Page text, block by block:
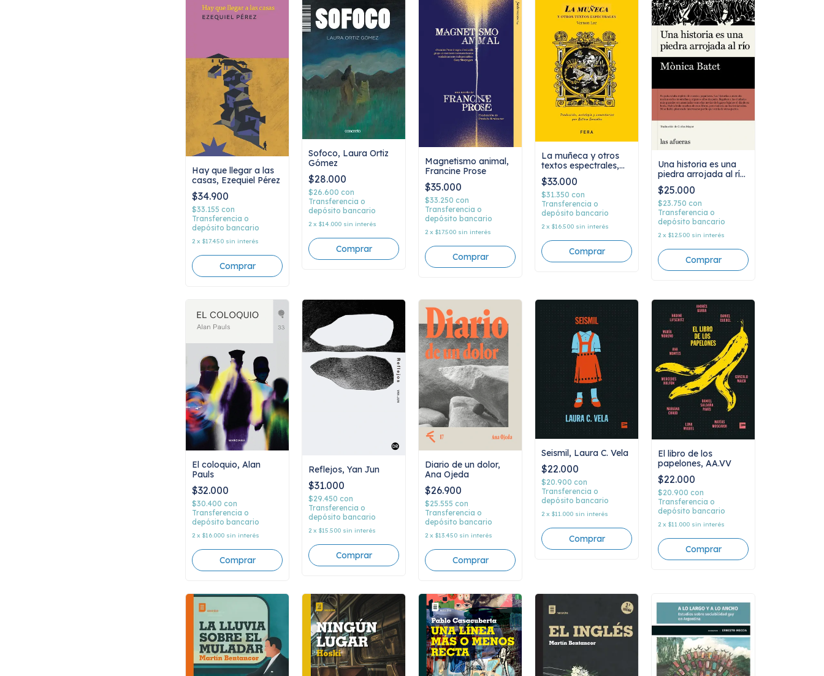
Hay que llegar a las
casas, Ezequiel Pérez
$34.900
$33.155 con
Transferencia o
depósito bancario
2 x $17.450 sin interés
Sofoco, Laura Ortiz
Gómez
$28.000
$26.600 con
Transferencia o
depósito bancario
2 x $14.000 sin interés
Magnetismo animal,
Francine Prose
$35.000
$33.250 con
Transferencia o
depósito bancario
2 x $17.500 sin interés
La muñeca y otros
textos espectrales,
Vernon Lee
$33.000
$31.350 con
Transferencia o
depósito bancario
2 x $16.500 sin interés
Una historia es una
piedra arrojada al río,
Mónica Batet
$25.000
$23.750 con
Transferencia o
depósito bancario
2 x $12.500 sin interés
El coloquio, Alan
Pauls
$32.000
$30.400 con
Transferencia o
depósito bancario
2 x $16.000 sin interés
Reflejos, Yan Jun
$31.000
$29.450 con
Transferencia o
depósito bancario
2 x $15.500 sin interés
Diario de un dolor,
Ana Ojeda
$26.900
$25.555 con
Transferencia o
depósito bancario
2 x $13.450 sin interés
Seismil, Laura C. Vela
$22.000
$20.900 con
Transferencia o
depósito bancario
2 x $11.000 sin interés
El libro de los
papelones, AA.VV
$22.000
$20.900 con
Transferencia o
depósito bancario
2 x $11.000 sin interés